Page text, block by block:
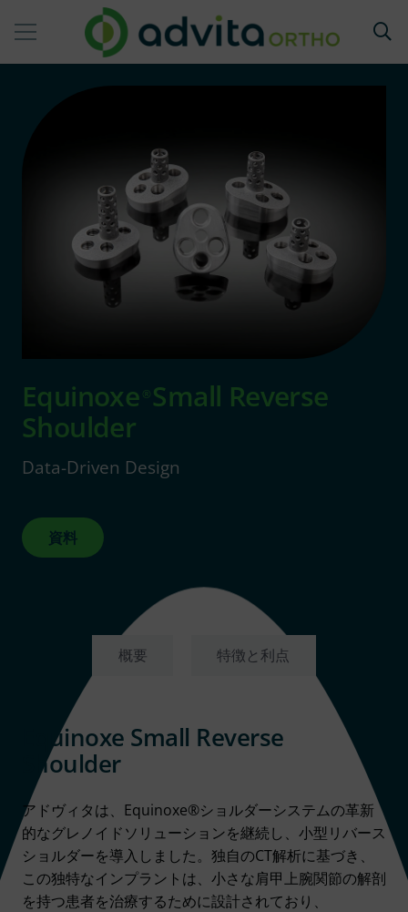
Equinoxe ® Small Reverse
Shoulder
Data-Driven Design
資料
概要 特徴と利点
Equinoxe Small Reverse
Shoulder
アドヴィタは、Equinoxe®ショルダーシステムの革新
的なグレノイドソリューションを継続し、小型リバース
ショルダーを導入しました。独自のCT解析に基づき、
この独特なインプラントは、小さな肩甲上腕関節の解剖
を持つ患者を治療するために設計されており、